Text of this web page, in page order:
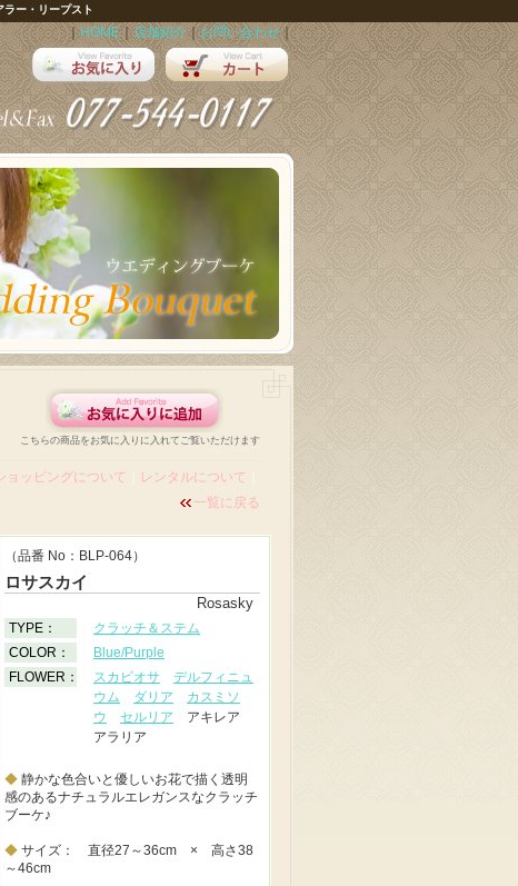
ー・リープスト
｜ HOME｜ 店舗紹介 ｜お問い合わせ｜
こちらの商品をお気に入りに入れてご覧いただけます
ョッピングについて レンタルについて
一覧に戻る
（品番 No：BLP-064）
ロサスカイ
Rosasky
TYPE：
クラッチ＆ステム
COLOR：
Blue/Purple
FLOWER：
スカビオサ
デルフィニュ
ウム
ダリア
カスミソ
ウ
セルリア アキレア
アラリア
◆ 静かな色合いと優しいお花で描く透明
感のあるナチュラルエレガンスなクラッチ
ブーケ♪
◆ サイズ： 直径27～36cm × 高さ38
～46cm